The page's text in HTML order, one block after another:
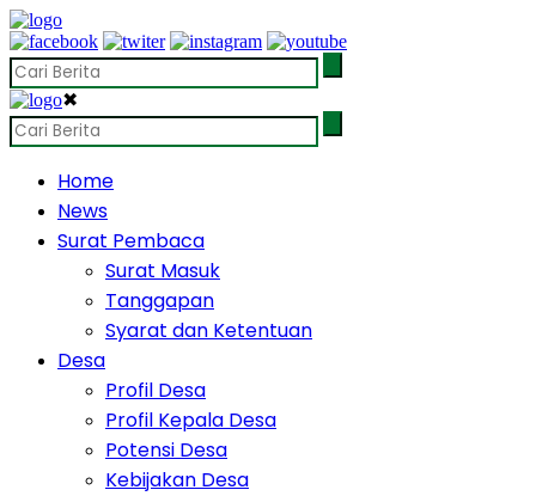
✖
Home
News
Surat Pembaca
Surat Masuk
Tanggapan
Syarat dan Ketentuan
Desa
Profil Desa
Profil Kepala Desa
Potensi Desa
Kebijakan Desa